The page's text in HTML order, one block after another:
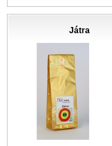
Játra